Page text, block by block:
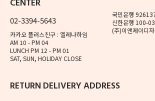
CENTER
02-3394-5643
카카오 플러스친구 : 엘레나하임
AM 10 - PM 04
LUNCH PM 12 - PM 01
SAT, SUN, HOLIDAY CLOSE
국민은행
신한은행 100-
(주)이앤제이디
RETURN DELIVERY ADDRESS